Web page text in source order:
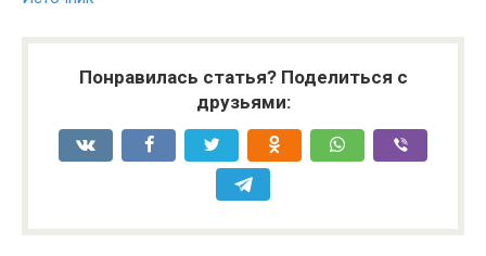
Понравилась статья? Поделиться с
друзьями: